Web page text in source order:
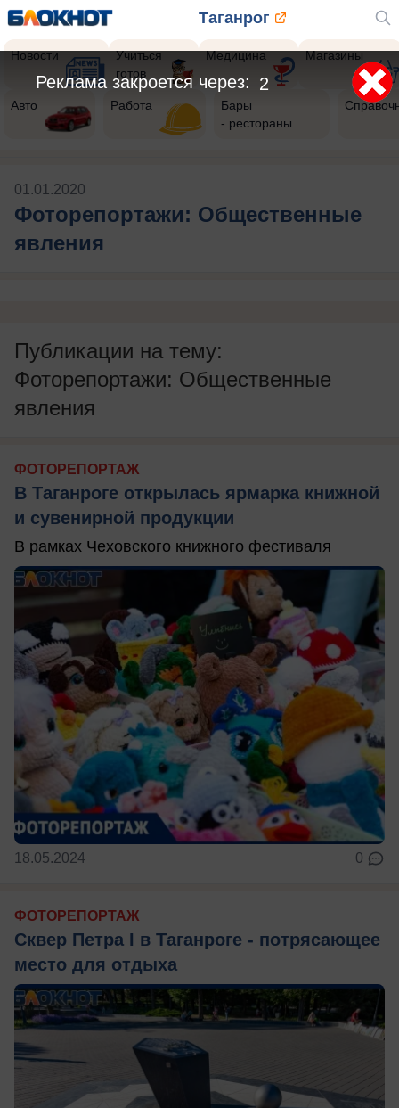
Таганрог
Новости
Учиться
готов
Медицина Магазины
Авто Работа
Бары
- рестораны
01.01.2020
Фоторепортажи: Общественные
явления
Публикации на тему:
Фоторепортажи: Общественные
явления
ФОТОРЕПОРТАЖ
В Таганроге открылась ярмарка книжной
и сувенирной продукции
В рамках Чеховского книжного фестиваля
18.05.2024 0
ФОТОРЕПОРТАЖ
Сквер Петра I в Таганроге - потрясающее
место для отдыха